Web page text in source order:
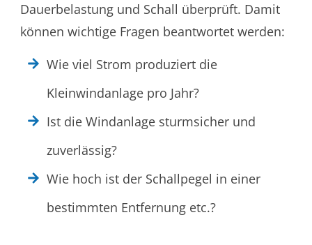
Dauerbelastung und Schall überprüft. Damit
können wichtige Fragen beantwortet werden:
Wie viel Strom produziert die
Kleinwindanlage pro Jahr?
Ist die Windanlage sturmsicher und
zuverlässig?
Wie hoch ist der Schallpegel in einer
bestimmten Entfernung etc.?